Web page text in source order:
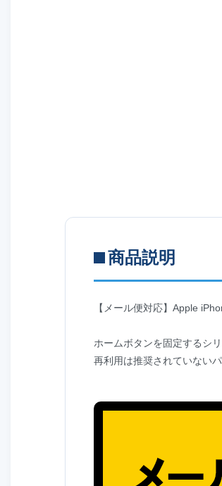
商品説明
【メール便対応】Apple
ホームボタンを固定するシ
再利用は推奨されていない